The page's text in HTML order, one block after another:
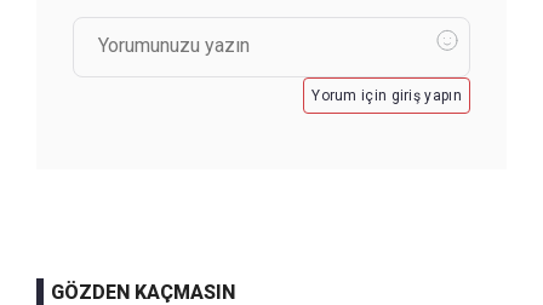
Yorum için giriş yapın
GÖZDEN KAÇMASIN